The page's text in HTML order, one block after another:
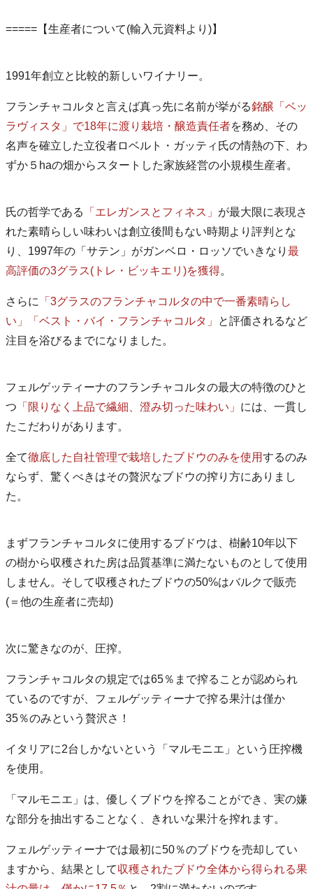
=====【生産者について(輸入元資料より)】
1991年創立と比較的新しいワイナリー。
フランチャコルタと言えば真っ先に名前が挙がる銘醸「ベッ
ラヴィスタ」で18年に渡り栽培・醸造責任者を務め、その
名声を確立した立役者ロベルト・ガッティ氏の情熱の下、わ
ずか５haの畑からスタートした家族経営の小規模生産者。
氏の哲学である 「エレガンスとフィネス」 が最大限に表現さ
れた素晴らしい味わいは創立後間もない時期より評判とな
り、1997年の「サテン」がガンベロ・ロッソでいきなり 最
高評価の3グラス(トレ・ビッキエリ)を獲得。
さらに
「3グラスのフランチャコルタの中で一番素晴らし
い」「ベスト・バイ・フランチャコルタ」
と評価されるなど
注目を浴びるまでになりました。
フェルゲッティーナのフランチャコルタの最大の特徴のひと
つ 「限りなく上品で繊細、澄み切った味わい」 には、一貫し
たこだわりがあります。
全て徹底した自社管理で栽培したブドウのみを使用するのみ
ならず、驚くべきはその贅沢なブドウの搾り方にありまし
た。
まずフランチャコルタに使用するブドウは、樹齢10年以下
の樹から収穫された房は品質基準に満たないものとして使用
しません。そして収穫されたブドウの50%はバルクで販売
(＝他の生産者に売却)
次に驚きなのが、圧搾。
フランチャコルタの規定では65％まで搾ることが認められ
ているのですが、フェルゲッティーナで搾る果汁は僅か
35％のみという贅沢さ！
イタリアに2台しかないという「マルモニエ」という圧搾機
を使用。
「マルモニエ」は、優しくブドウを搾ることができ、実の嫌
な部分を抽出することなく、きれいな果汁を搾れます。
フェルゲッティーナでは最初に50％のブドウを売却してい
ますから、結果として収穫されたブドウ全体から得られる果